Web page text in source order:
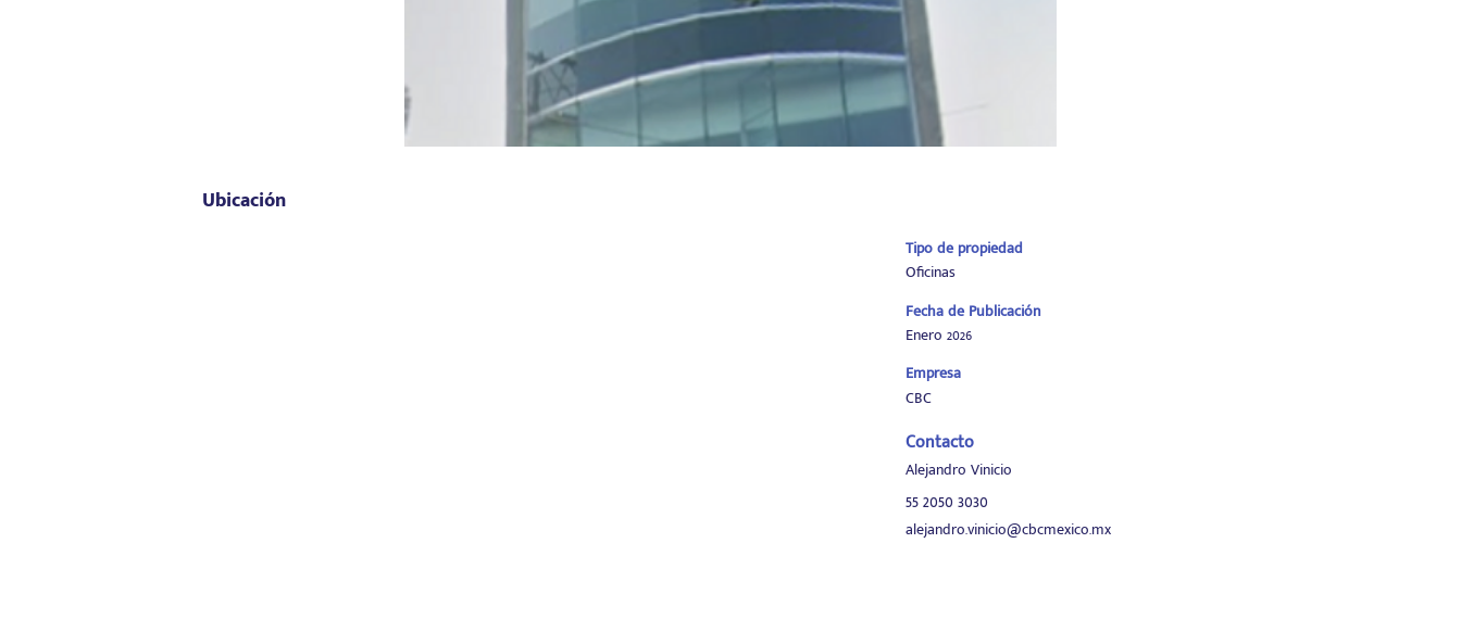
Ubicación
Tipo de propiedad
Oficinas
Fecha de Publicación
Enero 2026
CBC
Empresa
Contacto
Alejandro Vinicio
55 2050 3030
alejandro.vinicio@cbcmexico.mx